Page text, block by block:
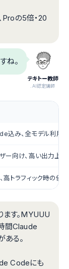
の5倍・20
テキトー教師
.AI認定講師
ね。
込み、全モデル利用
ー向け、高い出力上限
高トラフィック時の優
ます。MYUUU
間Claude
る。
Codeにも